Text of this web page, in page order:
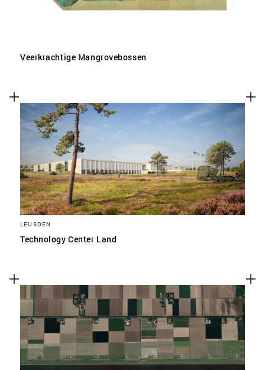
Veerkrachtige Mangrovebossen
LEUSDEN
Technology Center Land